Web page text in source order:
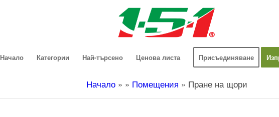
Начало Категории Най-търсено Ценова листа Присъединяване
Начало» » Помещения » Пране на щори